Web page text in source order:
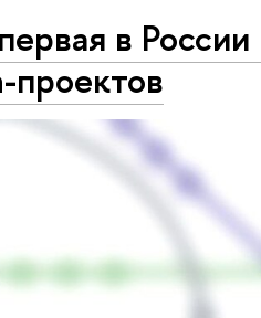
в России
проектов